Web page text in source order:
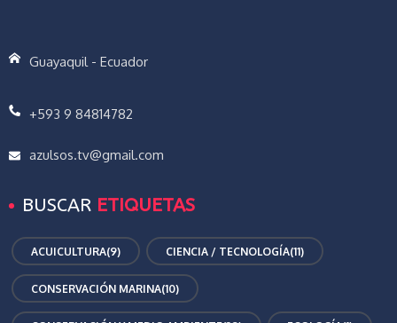
Guayaquil - Ecuador
+593 9 84814782
azulsos.tv@gmail.com
BUSCAR ETIQUETAS
ACUICULTURA(9) CIENCIA / TECNOLOGÍA(11)
CONSERVACIÓN MARINA(10)